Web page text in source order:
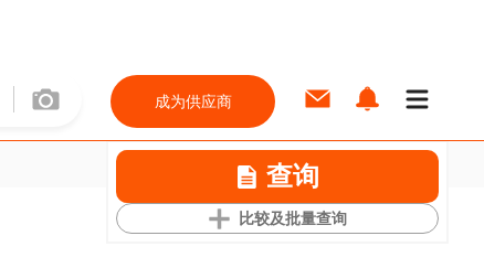
成为供应商
查询
比较及批量查询